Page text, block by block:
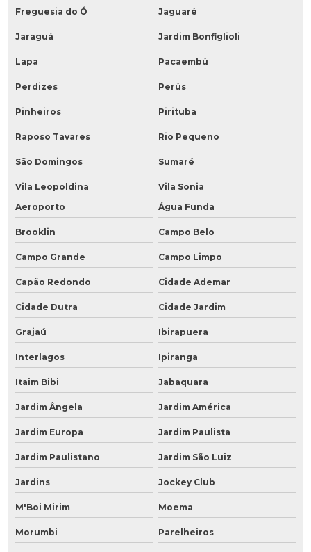
Freguesia do Ó Jaguaré
Jaraguá Jardim Bonfiglioli
Lapa Pacaembú
Perdizes Perús
Pinheiros Pirituba
Raposo Tavares Rio Pequeno
São Domingos Sumaré
Vila Leopoldina
Vila Sonia
Aeroporto
Água Funda
Brooklin Campo Belo
Campo Grande Campo Limpo
Capão Redondo Cidade Ademar
Cidade Dutra Cidade Jardim
Grajaú Ibirapuera
Interlagos Ipiranga
Itaim Bibi Jabaquara
Jardim Ângela Jardim América
Jardim Europa Jardim Paulista
Jardim Paulistano Jardim São Luiz
Jardins Jockey Club
M'Boi Mirim Moema
Morumbi Parelheiros